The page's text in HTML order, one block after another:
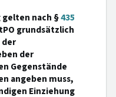
nach §435
grundsätzlich
der
der
Gegenstände
angeben muss,
Einziehung